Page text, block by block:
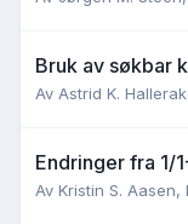
Bruk av søkbar
Av Astrid K.
Endringer fra 1/
Av Kristin S. Aasen,